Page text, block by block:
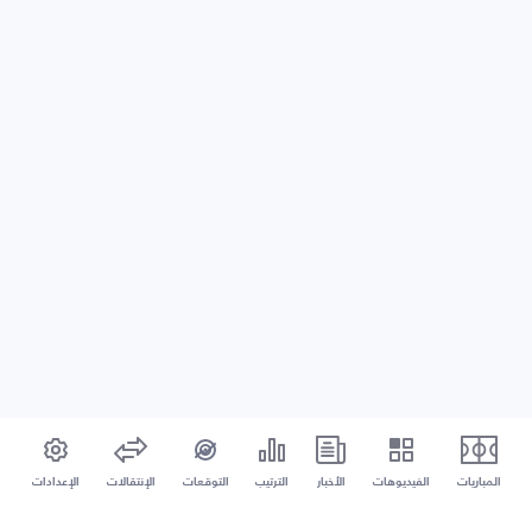
المباريات الفيديوهات الأخبار الترتيب التوقعات الإنتقالات الإعدادات